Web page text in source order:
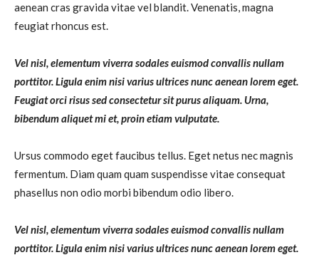
aenean cras gravida vitae vel blandit. Venenatis, magna
feugiat rhoncus est.
Vel nisl, elementum viverra sodales euismod convallis nullam
porttitor. Ligula enim nisi varius ultrices nunc aenean lorem eget.
Feugiat orci risus sed consectetur sit purus aliquam. Urna,
bibendum aliquet mi et, proin etiam vulputate.
Ursus commodo eget faucibus tellus. Eget netus nec magnis
fermentum. Diam quam quam suspendisse vitae consequat
phasellus non odio morbi bibendum odio libero.
Vel nisl, elementum viverra sodales euismod convallis nullam
porttitor. Ligula enim nisi varius ultrices nunc aenean lorem eget.